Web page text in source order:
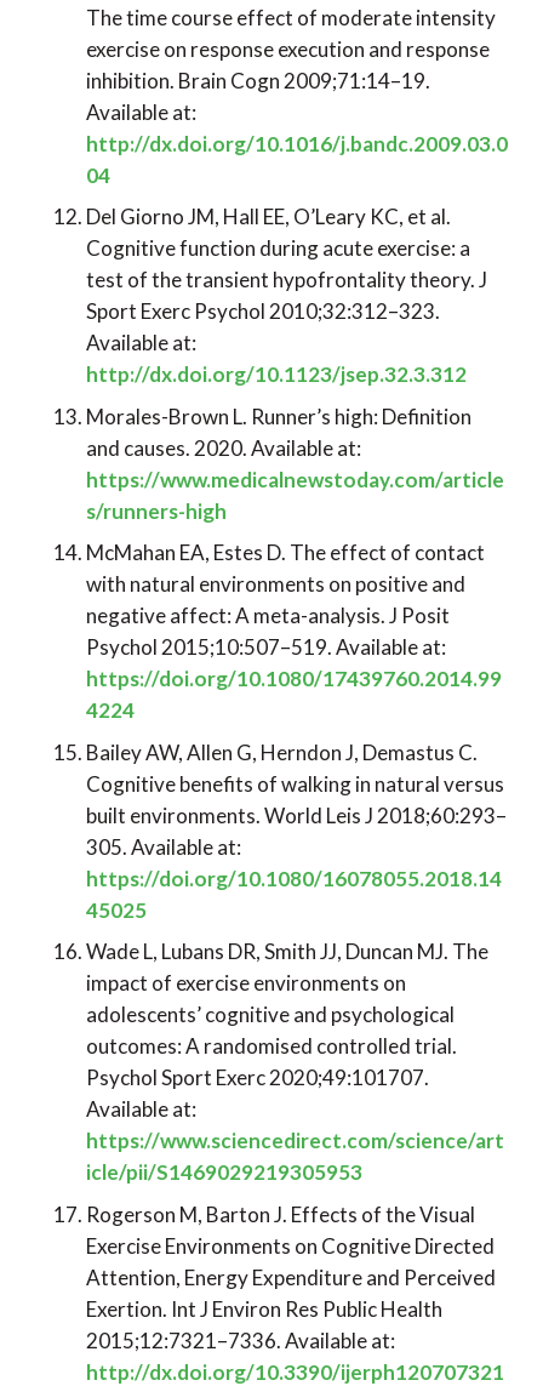
The time course effect of moderate intensity
exercise on response execution and response
inhibition. Brain Cogn 2009;71:14–19.
Available at:
http://dx.doi.org/10.1016/j.bandc.2009.03.0
04
Del Giorno JM, Hall EE, O’Leary KC, et al.
Cognitive function during acute exercise: a
test of the transient hypofrontality theory. J
Sport Exerc Psychol 2010;32:312–323.
Available at:
http://dx.doi.org/10.1123/jsep.32.3.312
Morales-Brown L. Runner’s high: Definition
and causes. 2020. Available at:
https://www.medicalnewstoday.com/article
s/runners-high
McMahan EA, Estes D. The effect of contact
with natural environments on positive and
negative affect: A meta-analysis. J Posit
Psychol 2015;10:507–519. Available at:
https://doi.org/10.1080/17439760.2014.99
4224
Bailey AW, Allen G, Herndon J, Demastus C.
Cognitive benefits of walking in natural versus
built environments. World Leis J 2018;60:293–
305. Available at:
https://doi.org/10.1080/16078055.2018.14
45025
Wade L, Lubans DR, Smith JJ, Duncan MJ. The
impact of exercise environments on
adolescents’ cognitive and psychological
outcomes: A randomised controlled trial.
Psychol Sport Exerc 2020;49:101707.
Available at:
https://www.sciencedirect.com/science/art
icle/pii/S1469029219305953
Rogerson M, Barton J. Effects of the Visual
Exercise Environments on Cognitive Directed
Attention, Energy Expenditure and Perceived
Exertion. Int J Environ Res Public Health
2015;12:7321–7336. Available at:
http://dx.doi.org/10.3390/ijerph120707321